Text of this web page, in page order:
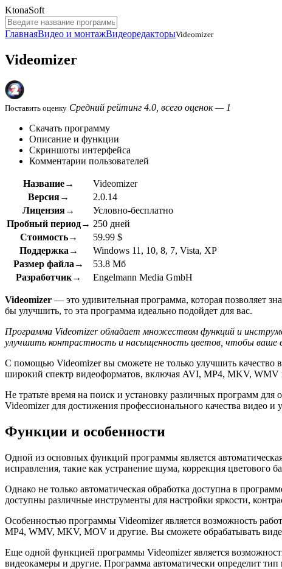
KtonaSoft
ГлавнаяВидео и монтажВидеоредакторыVideomizer
Videomizer
Поставить оценку Средний рейтинг 4.0, всего оценок — 1
Скачать программу
Описание и функции
Скриншоты интерфейса
Комментарии пользователей
Название→
Videomizer
Версия→
2.0.14
Лицензия→
Условно-бесплатно
Пробный период→ 250 дней
Стоимость→
59.99 $
Поддержка→
Windows 11, 10, 8, 7, Vista, XP
Размер файла→
53.8 Мб
Разработчик→
Engelmann Media GmbH
Videomizer — это удивительная программа, которая позволяет
бы улучшить, то эта программа идеально подойдет для вас.
Программа Videomizer обладает множеством функций и
улучшить контрастность и насыщенность цветов, чтобы ваше
С помощью Videomizer вы сможете не только улучшить
широкий спектр видеоформатов, включая AVI, MP4, MKV, WMV
Не тратьте время на поиск и установку различных программ
Videomizer для достижения профессионального качества видео и
Функции и особенности
Одной из основных функций программы является
исправления, такие как устранение шума, коррекция цветового
Однако не только автоматическая обработка доступна в
доступны различные инструменты для настройки яркости,
Особенностью программы Videomizer является возможность
MP4, WMV, MKV, MOV и другие. Вы сможете обрабатывать
Еще одной функцией программы Videomizer является
видеокамеры и другие. Программа автоматически определит